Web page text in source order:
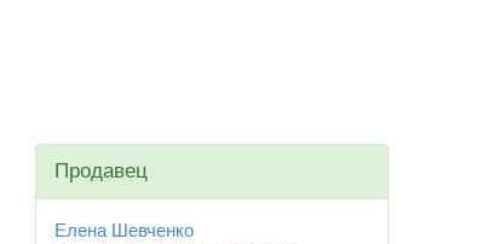
Продавец
Елена Шевченко